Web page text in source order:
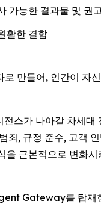
가능한 결과물 및 권
활한 결합
만들어, 인간이 자
스가 나아갈 차세
, 규정 준수, 고객
을 근본적으로 변화시
Gateway를 탑